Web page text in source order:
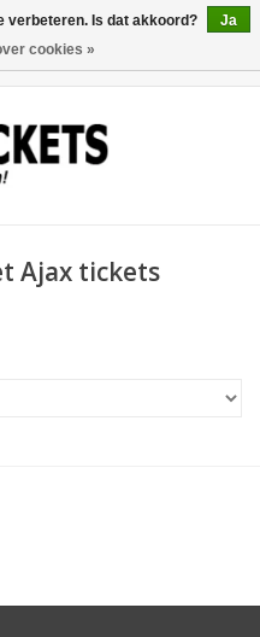
Ajax tickets
verbeteren. Is dat akkoord?
Ja
cookies »